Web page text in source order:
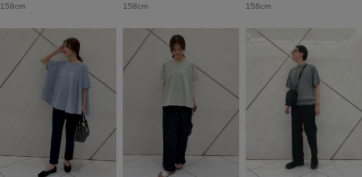
158cm
158cm
158cm